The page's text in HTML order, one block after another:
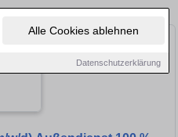
Alle Cookies ablehnen
Datenschutzerklärung